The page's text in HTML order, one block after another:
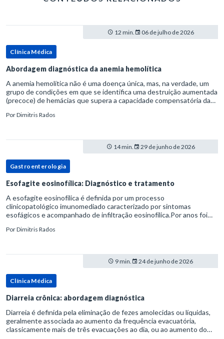
12 min. 06 de julho de 2026
Clínica Médica
Abordagem diagnóstica da anemia hemolítica
A anemia hemolítica não é uma doença única, mas, na verdade, um
grupo de condições em que se identifica uma destruição aumentada
(precoce) de hemácias que supera a capacidade compensatória da
PorDimitris Rados
14 min. 29 de junho de 2026
Gastroenterologia
Esofagite eosinofílica: Diagnóstico e tratamento
A esofagite eosinofílica é definida por um processo
clinicopatológico imunomediado caracterizado por sintomas
esofágicos e acompanhado de infiltração eosinofílica.Por anos foi
refluxo gastr
PorDimitris Rados
9 min. 24 de junho de 2026
Clínica Médica
Diarreia crônica: abordagem diagnóstica
Diarreia é definida pela eliminação de fezes amolecidas ou líquidas,
geralmente associada ao aumento da frequência evacuatória,
classicamente mais de três evacuações ao dia, ou ao aumento do